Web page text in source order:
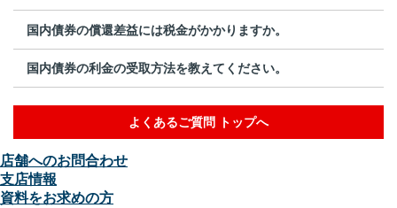
国内債券の償還差益には税金がかかりますか。
国内債券の利金の受取方法を教えてください。
よくあるご質問 トップへ
店舗へのお問合わせ
支店情報
資料をお求めの方